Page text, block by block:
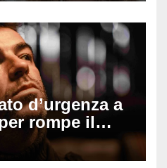
d’urgenza a
rompe il
notte in
sta e cosa